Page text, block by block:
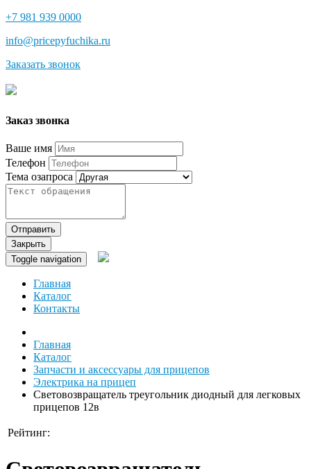
+7 981 939 0000
info@pricepyfuchika.ru
Заказать звонок
Заказ звонка
Ваше имя
Телефон
Тема озапроса
Отправить
Закрыть
Toggle navigation
Главная
Каталог
Контакты
Главная
Каталог
Запчасти и аксессуары для прицепов
Электрика на прицеп
Световозвращатель треугольник диодный для легковых
прицепов 12в
Рейтинг: